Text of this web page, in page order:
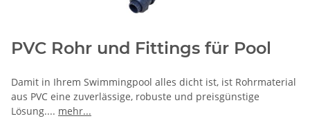
PVC Rohr und Fittings für Pool
Damit in Ihrem Swimmingpool alles dicht ist, ist Rohrmaterial
aus PVC eine zuverlässige, robuste und preisgünstige
Lösung.... mehr...